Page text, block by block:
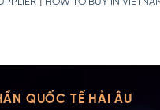
QUỐC TẾ HẢI ÂU